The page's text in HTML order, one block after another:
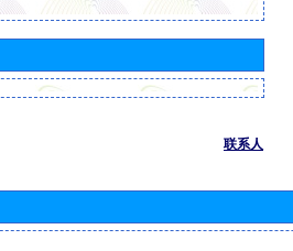
联系人